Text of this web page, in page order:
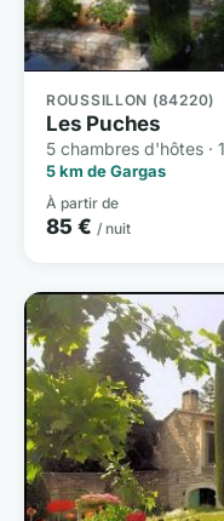
ROUSSILLON (84220)
Les Puches
5 chambres d'hôtes ·
5 km de Gargas
À partir de
85 € / nuit